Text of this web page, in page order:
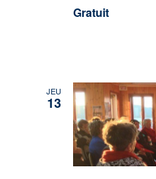
Gratuit
JEU
13